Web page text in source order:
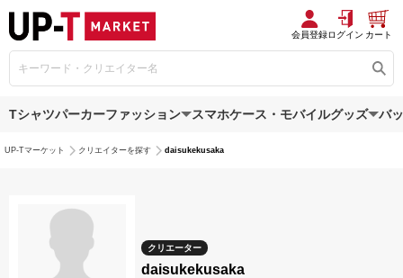
会員登録ログイン カート
Tシャツパーカーファッション スマホケース・モバイルグッズ バ
UP-Tマーケット クリエイターを探す daisukekusaka
クリエーター
daisukekusaka